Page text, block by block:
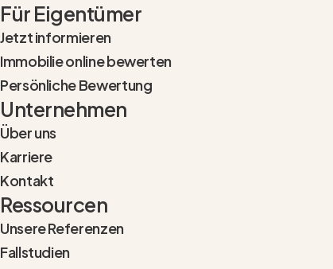
Für Eigentümer
Jetzt informieren
Immobilie online bewerten
Persönliche Bewertung
Unternehmen
Über uns
Karriere
Kontakt
Ressourcen
Unsere Referenzen
Fallstudien